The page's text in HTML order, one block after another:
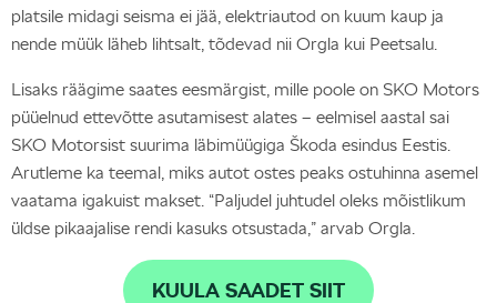
platsile midagi seisma ei jää, elektriautod on kuum kaup ja
nende müük läheb lihtsalt, tõdevad nii Orgla kui Peetsalu.
Lisaks räägime saates eesmärgist, mille poole on SKO Motors
püüelnud ettevõtte asutamisest alates – eelmisel aastal sai
SKO Motorsist suurima läbimüügiga Škoda esindus Eestis.
Arutleme ka teemal, miks autot ostes peaks ostuhinna asemel
vaatama igakuist makset. “Paljudel juhtudel oleks mõistlikum
üldse pikaajalise rendi kasuks otsustada,” arvab Orgla.
KUULA SAADET SIIT